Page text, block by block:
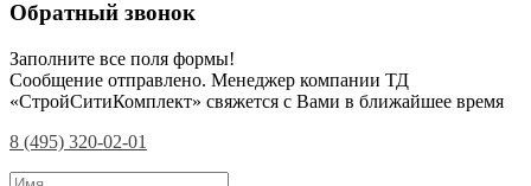
Обратный звонок
Заполните все поля формы!
Сообщение отправлено. Менеджер компании ТД
«СтройСитиКомплект» свяжется с Вами в ближайшее время
8 (495) 320-02-01